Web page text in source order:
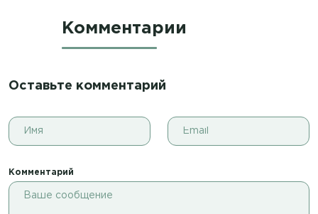
Комментарии
Оставьте комментарий
Комментарий